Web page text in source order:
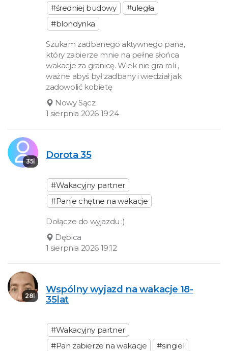
#średniej budowy
#uległa
#blondynka
Szukam zadbanego aktywnego pana,
który zabierze mnie na pełne słońca
wakacje za granicę. Wiek nie gra roli ,
ważne abyś był zadbany i wiedział jak
zadowolić kobietę
Nowy Sącz
1 sierpnia 2026 19:24
35l
Dorota 35
#Wakacyjny partner
#Panie chętne na wakacje
Dołącze do wyjazdu :)
Dębica
1 sierpnia 2026 19:12
28l
Wspólny wyjazd na wakacje 18-
35lat
#Wakacyjny partner
#Pan zabierze na wakacje
#singiel